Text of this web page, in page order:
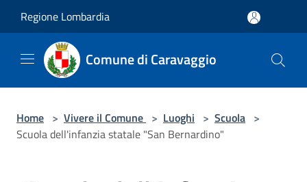
Regione Lombardia
Comune di Caravaggio
Home > Vivere il Comune > Luoghi > Scuola >
Scuola dell'infanzia statale "San Bernardino"